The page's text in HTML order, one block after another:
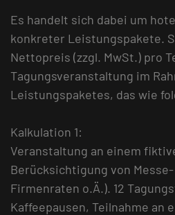
Es handelt sich dabei um
konkreter Leistungspakete.
Nettopreis (zzgl. MwSt.) pro
Tagungsveranstaltung im
Leistungspaketes, das wie
Kalkulation 1:
Veranstaltung an einem
Berücksichtigung von
Firmenraten o.Ä.). 12
Kaffeepausen, Teilnahme an